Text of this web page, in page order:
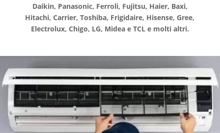
Daikin, Panasonic, Ferroli, Fujitsu, Haier, Baxi,
Hitachi, Carrier, Toshiba, Frigidaire, Hisense, Gree,
Electrolux, Chigo, LG, Midea e TCL e molti altri.